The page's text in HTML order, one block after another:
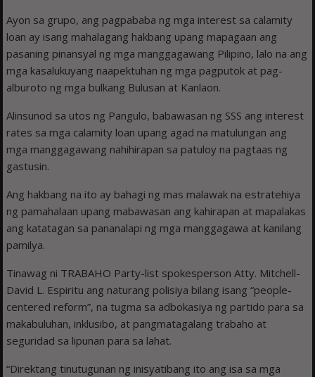
Ayon sa grupo, ang pagpababa ng mga interest sa calamity
loan ay isang mahalagang hakbang upang mapagaan ang
pasaning pinansyal ng mga manggagawang Pilipino, lalo na ang
mga kasalukuyang naapektuhan ng mga pagputok at pag-
alburoto ng mga bulkang Bulusan at Kanlaon.
Alinsunod sa utos ng Pangulo, babawasan ng SSS ang interest
rates sa mga calamity loan upang agad na matulungan ang
mga manggagawang nahihirapan sa patuloy na pagtaas ng
gastusin.
Ang hakbang na ito ay bahagi ng mas malawak na estratehiya
ng pamahalaan upang mabawasan ang kahirapan at mapalakas
ang katatagan sa pananalapi ng mga manggagawa at kanilang
pamilya.
Tinawag ni TRABAHO Party-list spokesperson Atty. Mitchell-
David L. Espiritu ang naturang polisiya bilang isang “people-
centered reform”, na tugma sa adbokasiya ng partido para sa
makabuluhan, inklusibo, at pangmatagalang trabaho at
seguridad sa lipunan para sa lahat.
“Direktang tinutugunan ng inisyatibang ito ang isa sa mga